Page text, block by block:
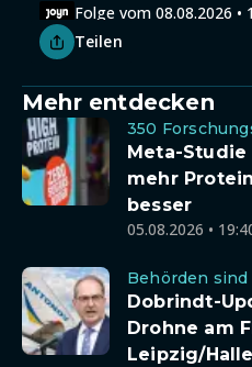
Folge vom 08.08.2026 •
Teilen
Mehr entdecken
350
Meta-
mehr
besser
05.08.2026 •
Behörden
Dobrindt-
Drohne am
Leipzig/Halle